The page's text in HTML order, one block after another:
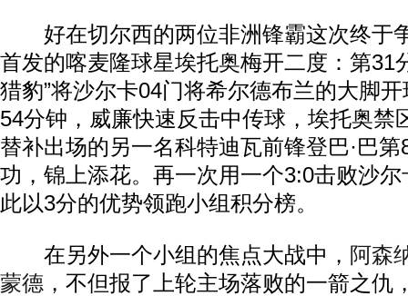
好在切尔西的两位非洲锋霸这次终于
首发的喀麦隆球星埃托奥梅开二度：第31
猎豹”将沙尔卡04门将希尔德布兰的大脚
54分钟，威廉快速反击中传球，埃托奥禁
替补出场的另一名科特迪瓦前锋登巴·巴
功，锦上添花。再一次用一个3:0击败沙
此以3分的优势领跑小组积分榜。
在另外一个小组的焦点大战中， 阿森
蒙德 ，不但报了上轮主场落败的一箭之仇